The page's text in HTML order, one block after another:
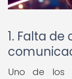
1. Falta
Uno de los